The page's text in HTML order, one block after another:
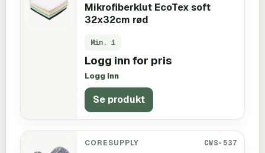
Mikrofiberklut EcoTex soft
32x32cm rød
Min. 1
Logg inn for pris
Logg inn
Se produkt
CORESUPPLY CWS-537